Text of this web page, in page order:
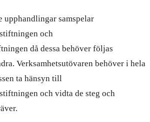
upphandlingar samspelar
och
då dessa behöver följas
Verksamhetsutövaren behöver i hela
ta hänsyn till
och vidta de steg och